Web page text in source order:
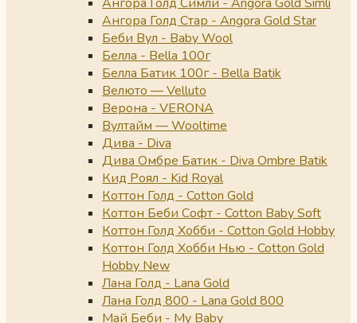
Ангора Голд Стар - Angora Gold Star
Беби Вул - Baby Wool
Белла - Bella 100г
Белла Батик 100г - Bella Batik
Велюто — Velluto
Верона - VERONA
Вултайм — Wooltime
Дива - Diva
Дива Омбре Батик - Diva Ombre Batik
Кид Роял - Kid Royal
Коттон Голд - Cotton Gold
Коттон Беби Софт - Cotton Baby Soft
Коттон Голд Хобби - Cotton Gold Hobby
Коттон Голд Хобби Нью - Cotton Gold
Hobby New
Лана Голд - Lana Gold
Лана Голд 800 - Lana Gold 800
Май Беби - My Baby